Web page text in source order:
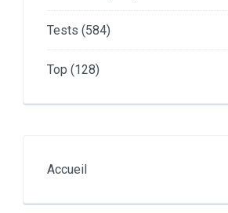
Tests (584)
Top (128)
Accueil